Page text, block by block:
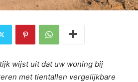
wijst uit dat uw woning bij
met tientallen vergelijkbare